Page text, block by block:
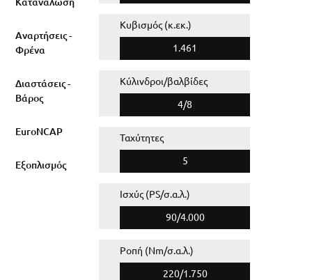
Αναρτήσεις -
Φρένα
Διαστάσεις -
Βάρος
EuroNCAP
Εξοπλισμός
Κυβισμός (κ.εκ.)
1.461
Κύλινδροι/βαλβίδες
4/8
Ταχύτητες
5
Ισχύς (PS/σ.α.λ.)
90/4.000
Ροπή (Nm/σ.α.λ.)
220/1.750